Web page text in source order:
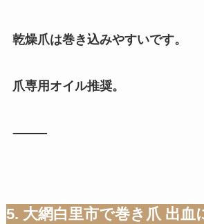
乾燥爪は巻き込みやすいです。
爪専用オイル推奨。
⸻
5. 大網白里市で巻き爪 出血